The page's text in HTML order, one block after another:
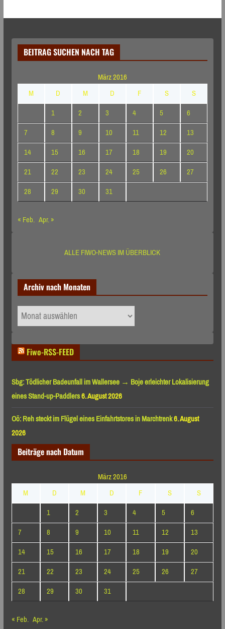
BEITRAG SUCHEN NACH TAG
März 2016
M
D M D F S
S
1
2 3 4 5
6
7
8 9 10 11 12
13
14
15 16 17 18 19
20
21
22 23 24 25 26
27
28
29 30
31
« Feb. Apr. »
ALLE FIWO-NEWS IM ÜBERBLICK
Archiv nach Monaten
Archiv
nach
Fiwo-RSS-FEED
Sbg: Tödlicher Badeunfall im Wallersee → Boje erleichter Lokalisierung
eines Stand-up-Paddlers6. August 2026
Oö: Reh steckt im Flügel eines Einfahrtstores in Marchtrenk6. August
2026
Beiträge nach Datum
März 2016
M
D M D F S
S
1
2 3 4 5
6
7
8 9 10 11 12
13
14
15 16 17 18 19
20
21
22 23 24 25 26
27
28
29 30
31
« Feb. Apr. »